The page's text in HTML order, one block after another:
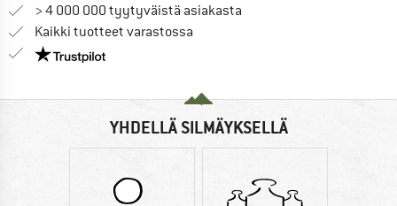
> 4 000 000 tyytyväistä asiakasta
Kaikki tuotteet varastossa
Meillä on Trustpilot -sertifiointi - lue lisää tästä!
YHDELLÄ SILMÄYKSELLÄ